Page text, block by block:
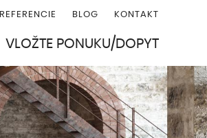
REFERENCIE BLOG KONTAKT
VLOŽTE PONUKU/DOPYT